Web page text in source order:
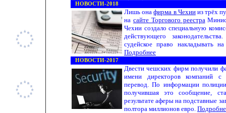
НОВОСТИ-2018
Лишь онафирма в Чехиииз трёх
на сайте Торгового реестра
Чехии создало специальную
действующего
судейское право накладывать
Подробнее
НОВОСТИ-2017
Двести чешских фирм получили
имени директоров компаний с
перевод. По информации
получившая это сообщение,
результате аферы на подставные
полтора миллионов евро.